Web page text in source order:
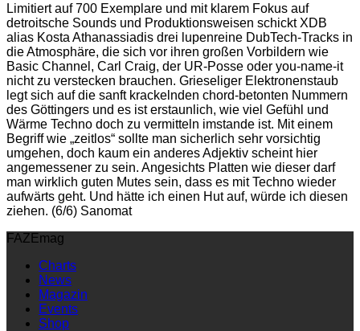
Limitiert auf 700 Exemplare und mit klarem Fokus auf
detroitsche Sounds und Produktionsweisen schickt XDB
alias Kosta Athanassiadis drei lupenreine DubTech-Tracks in
die Atmosphäre, die sich vor ihren großen Vorbildern wie
Basic Channel, Carl Craig, der UR-Posse oder you-name-it
nicht zu verstecken brauchen. Grieseliger Elektronenstaub
legt sich auf die sanft krackelnden chord-betonten Nummern
des Göttingers und es ist erstaunlich, wie viel Gefühl und
Wärme Techno doch zu vermitteln imstande ist. Mit einem
Begriff wie „zeitlos“ sollte man sicherlich sehr vorsichtig
umgehen, doch kaum ein anderes Adjektiv scheint hier
angemessener zu sein. Angesichts Platten wie dieser darf
man wirklich guten Mutes sein, dass es mit Techno wieder
aufwärts geht. Und hätte ich einen Hut auf, würde ich diesen
ziehen. (6/6) Sanomat
FAZEmag
Charts
News
Magazin
Events
Shop